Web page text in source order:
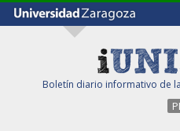
Boletín diario informativo de la